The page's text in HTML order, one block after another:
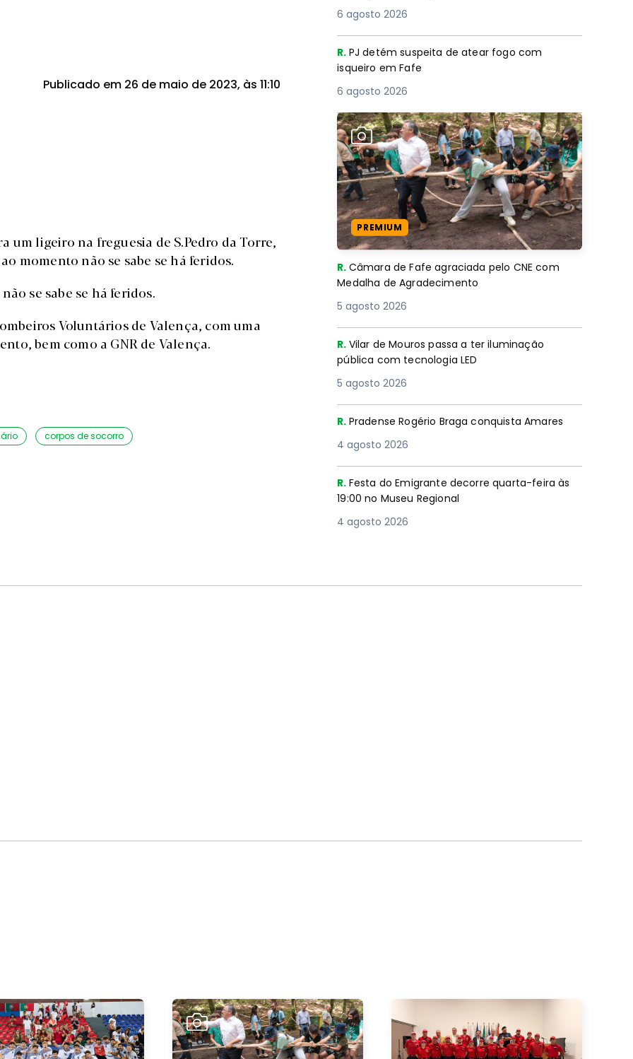
Publicado em 26 de maio de 2023, às 11:10
um ligeiro na freguesia de S.Pedro da Torre,
momento não se sabe se há feridos.
se sabe se há feridos.
Voluntários de Valença, com uma
bem como a GNR de Valença.
corpos de socorro
6 agosto 2026
R. PJ detém suspeita de atear fogo com
isqueiro em Fafe
6 agosto 2026
PREMIUM
R. Câmara de Fafe agraciada pelo CNE com
Medalha de Agradecimento
5 agosto 2026
R. Vilar de Mouros passa a ter iluminação
pública com tecnologia LED
5 agosto 2026
R. Pradense Rogério Braga conquista Amares
4 agosto 2026
R. Festa do Emigrante decorre quarta-feira às
19:00 no Museu Regional
4 agosto 2026